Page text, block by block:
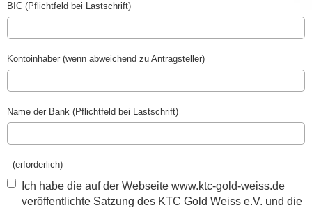
BIC (Pflichtfeld bei Lastschrift)
Kontoinhaber (wenn abweichend zu Antragsteller)
Name der Bank (Pflichtfeld bei Lastschrift)
(erforderlich)
Ich habe die auf der Webseite www.ktc-gold-weiss.de
veröffentlichte Satzung des KTC Gold Weiss e.V. und die